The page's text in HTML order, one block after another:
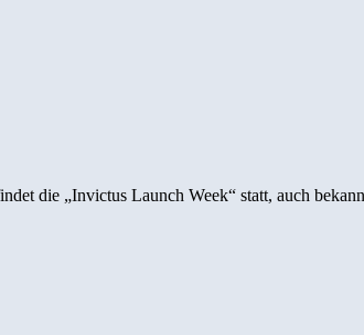
die „Invictus Launch Week“ statt, auch